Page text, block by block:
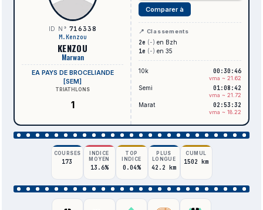
ID N° 716338
M.Kenzou
KENZOU
Marwan
EA PAYS DE BROCELIANDE
[SEM]
TRIATHLONS
1
Comparer à
📍 Classements
2e (-) en Bzh
1e (-) en 35
10k 00:30:46
vma ~ 21.62
Semi 01:08:42
vma ~ 21.72
Marat 02:53:32
vma ~ 18.22
COURSES
173
INDICE
MOYEN
13.6%
TOP
INDICE
0.04%
PLUS
LONGUE
42.2 km
CUMUL
1502 km